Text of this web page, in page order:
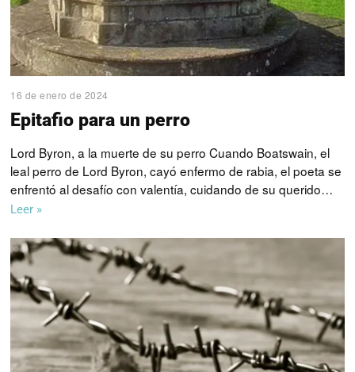
16 de enero de 2024
Epitafio para un perro
Lord Byron, a la muerte de su perro Cuando Boatswain, el
leal perro de Lord Byron, cayó enfermo de rabia, el poeta se
enfrentó al desafío con valentía, cuidando de su querido…
Leer »